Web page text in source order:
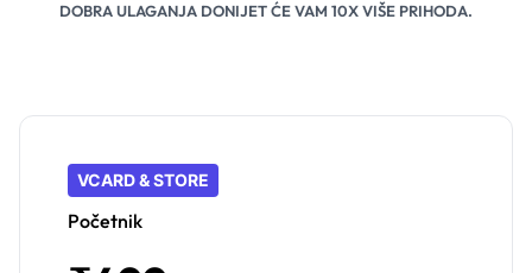
DOBRA ULAGANJA DONIJET ĆE VAM 10X VIŠE PRIHODA.
VCARD & STORE
Početnik